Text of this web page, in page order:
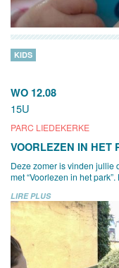
WO 12.08
15U
PARC LIEDEKERKE
KIDS
VOORLEZEN IN HET
Deze zomer is vinden jullie
met “Voorlezen in het park”.
LIRE PLUS